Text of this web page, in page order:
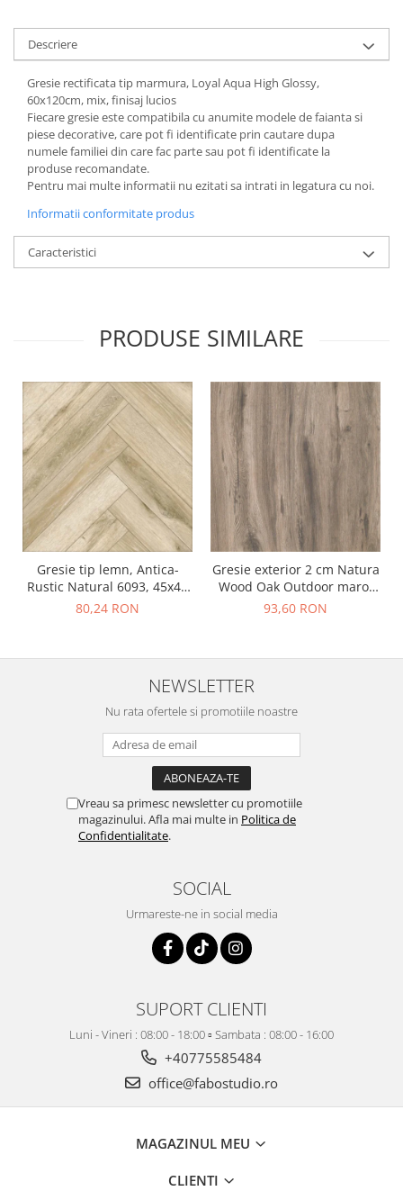
Descriere
Gresie rectificata tip marmura, Loyal Aqua High Glossy,
60x120cm, mix, finisaj lucios
Fiecare gresie este compatibila cu anumite modele de faianta si
piese decorative, care pot fi identificate prin cautare dupa
numele familiei din care fac parte sau pot fi identificate la
produse recomandate.
Pentru mai multe informatii nu ezitati sa intrati in legatura cu noi.
Informatii conformitate produs
Caracteristici
PRODUSE SIMILARE
Gresie tip lemn, Antica-
Rustic Natural 6093, 45x45
cm, portelanata, bej, finisaj
80,24 RON
Gresie exterior 2 cm Natura
Wood Oak Outdoor maro,
0.73mp/cut
93,60 RON
NEWSLETTER
Nu rata ofertele si promotiile noastre
Vreau sa primesc newsletter cu promotiile
magazinului. Afla mai multe in Politica de
Confidentialitate.
SOCIAL
Urmareste-ne in social media
SUPORT CLIENTI
Luni - Vineri : 08:00 - 18:00 ▫️ Sambata : 08:00 - 16:00
+40775585484
office@fabostudio.ro
MAGAZINUL MEU
CLIENTI